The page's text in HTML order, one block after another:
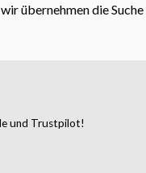
übernehmen die
und Trustpilot!